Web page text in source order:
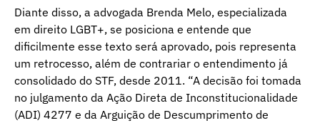
Diante disso, a advogada Brenda Melo, especializada
em direito LGBT+, se posiciona e entende que
dificilmente esse texto será aprovado, pois representa
um retrocesso, além de contrariar o entendimento já
consolidado do STF, desde 2011. “A decisão foi tomada
no julgamento da Ação Direta de Inconstitucionalidade
(ADI) 4277 e da Arguição de Descumprimento de